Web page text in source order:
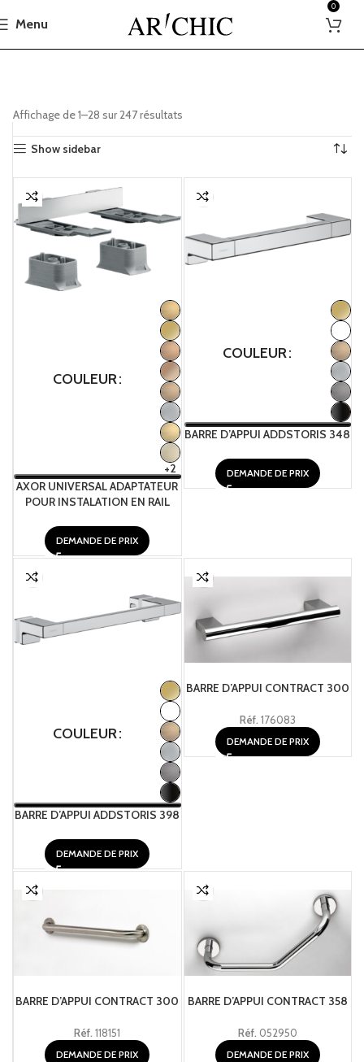
Menu
0
Affichage de 1–28 sur 247 résultats
Show sidebar
COULEUR
+2
AXOR UNIVERSAL ADAPTATEUR
POUR INSTALATION EN RAIL
DEMANDE DE PRIX
COULEUR
BARRE D’APPUI ADDSTORIS 348
DEMANDE DE PRIX
COULEUR
BARRE D’APPUI ADDSTORIS 398
DEMANDE DE PRIX
BARRE D’APPUI CONTRACT 300
Réf. 176083
DEMANDE DE PRIX
BARRE D’APPUI CONTRACT 300
Réf.118151
DEMANDE DE PRIX
BARRE D’APPUI CONTRACT 358
Réf. 052950
DEMANDE DE PRIX